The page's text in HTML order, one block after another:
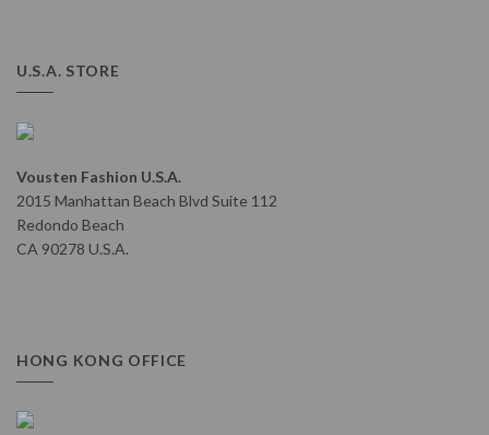
U.S.A. STORE
Vousten Fashion U.S.A.
2015 Manhattan Beach Blvd Suite 112
Redondo Beach
CA 90278 U.S.A.
HONG KONG OFFICE